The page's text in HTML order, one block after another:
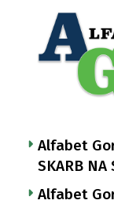
Alfabet
SKARB NA
Alfabet